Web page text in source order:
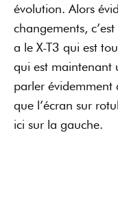
évolution. Alors
changements,
a le X-T3 qui est
qui est maintenant
parler évidemment
que l’écran sur
ici sur la gauche.